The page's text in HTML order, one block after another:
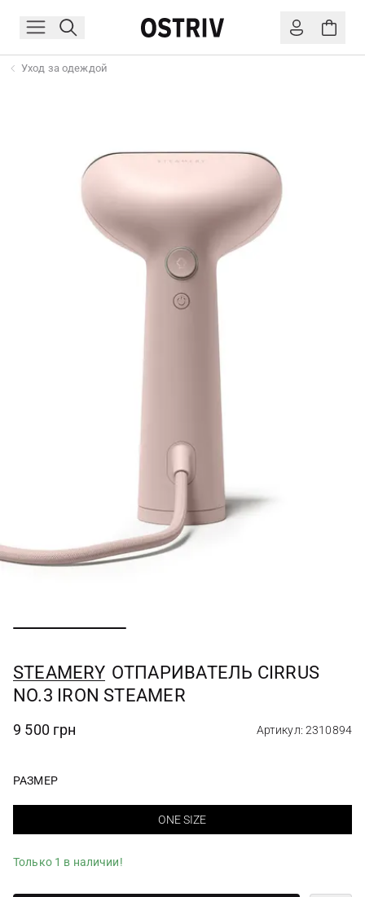
Уход за одеждой
STEAMERY ОТПАРИВАТЕЛЬ CIRRUS
NO.3 IRON STEAMER
9 500 грн Артикул: 2310894
РАЗМЕР
ONE SIZE
Только 1 в наличии!